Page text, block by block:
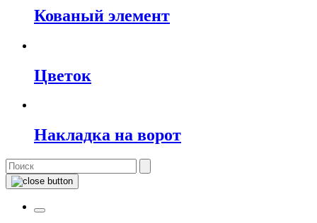
Кованый элемент
Цветок
Накладка на ворот